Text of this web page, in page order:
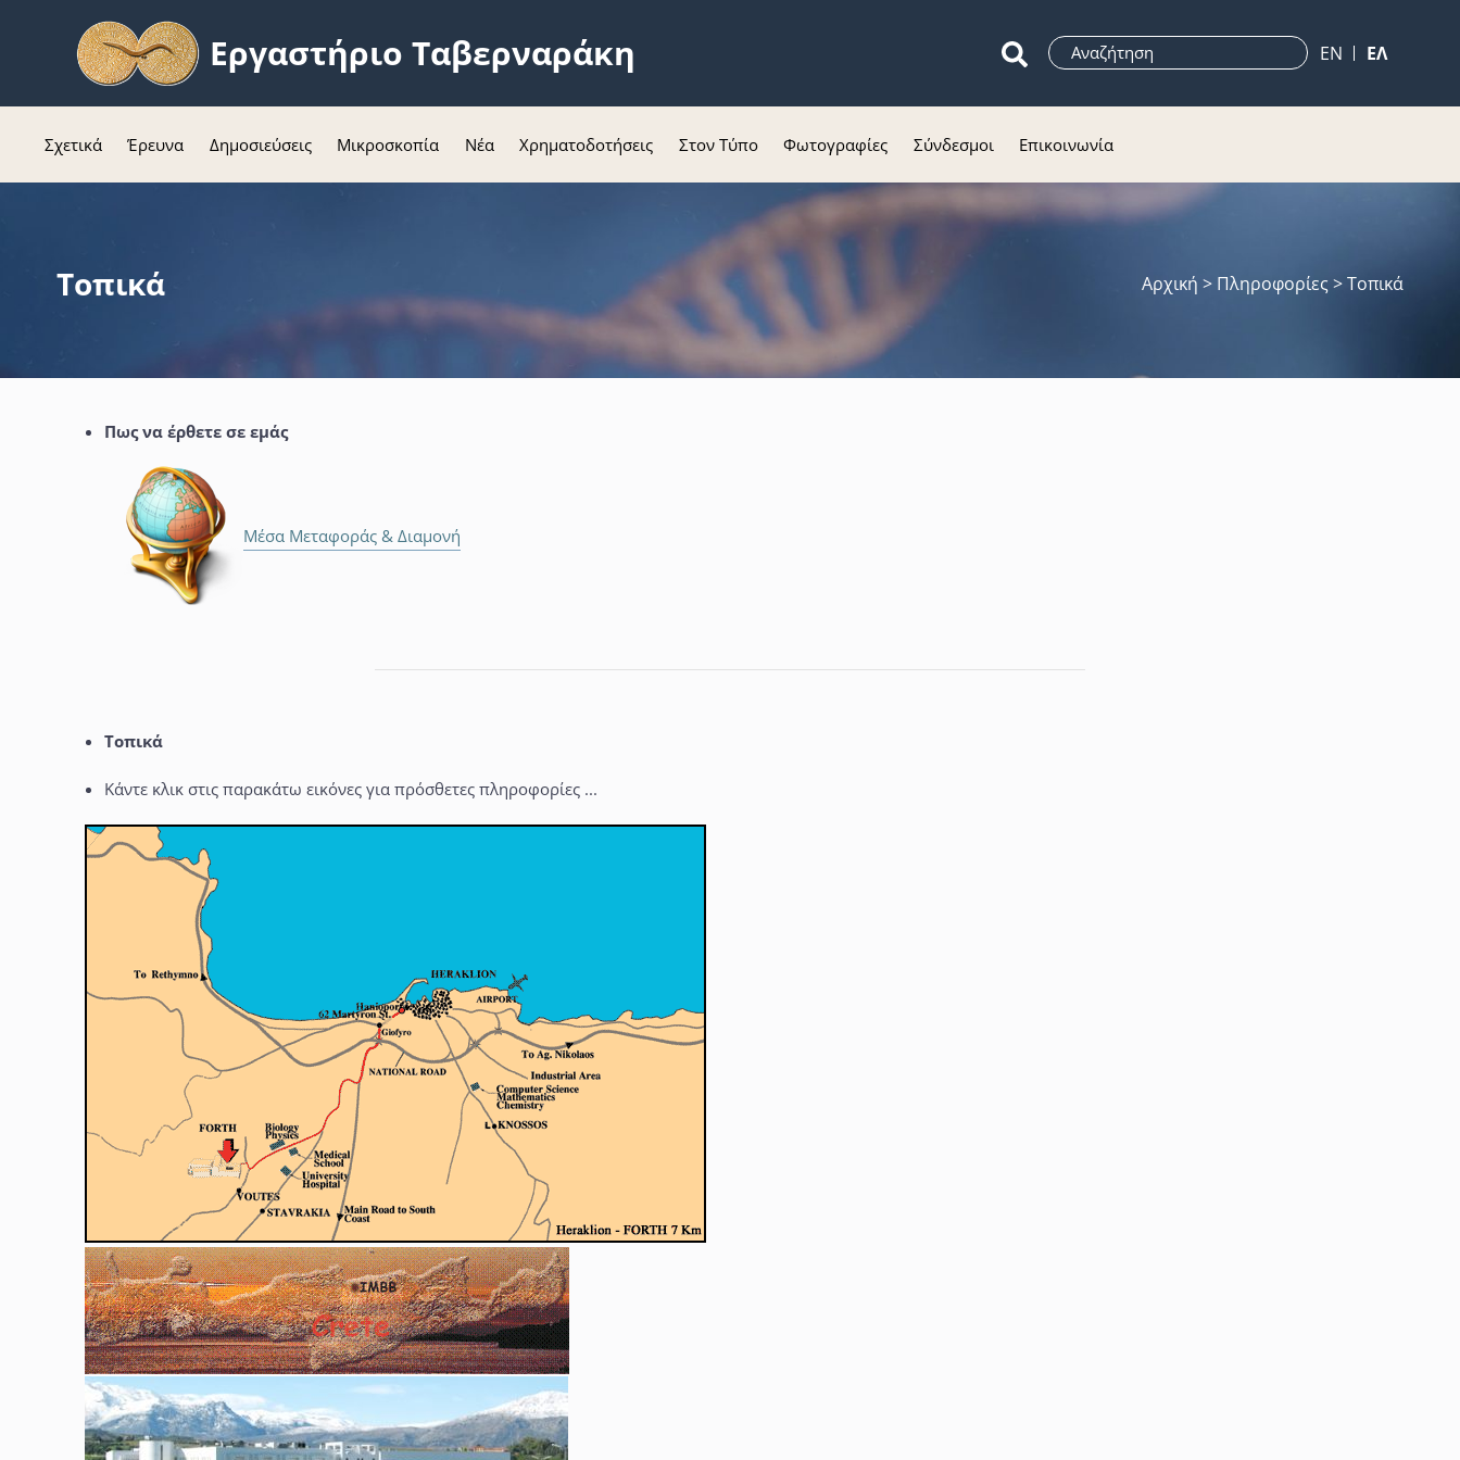
Εργαστήριο Ταβερναράκη ΕN ΕΛ
Σχετικά Έρευνα Δημοσιεύσεις Μικροσκοπία Νέα Χρηματοδοτήσεις Στον Τύπο Φωτογραφίες Σύνδεσμοι Επικοινωνία
Τοπικά Αρχική > Πληροφορίες > Τοπικά
Πως να έρθετε σε εμάς
Μέσα Μεταφοράς & Διαμονή
Τοπικά
Κάντε κλικ στις παρακάτω εικόνες για πρόσθετες πληροφορίες ...